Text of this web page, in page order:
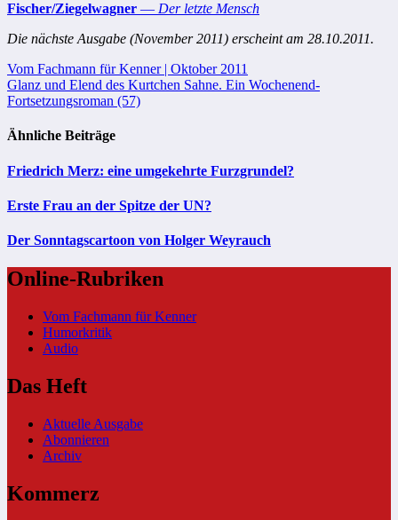
Fischer/Ziegelwagner — Der letzte Mensch
Die nächste Ausgabe (November 2011) erscheint am 28.10.2011.
Beitragsnavigation
Vom Fachmann für Kenner | Oktober 2011
Glanz und Elend des Kurtchen Sahne. Ein Wochenend-
Fortsetzungsroman (57)
Ähnliche Beiträge
Friedrich Merz: eine umgekehrte Furzgrundel?
Erste Frau an der Spitze der UN?
Der Sonntagscartoon von Holger Weyrauch
Online-Rubriken
Vom Fachmann für Kenner
Humorkritik
Audio
Das Heft
Aktuelle Ausgabe
Abonnieren
Archiv
Kommerz